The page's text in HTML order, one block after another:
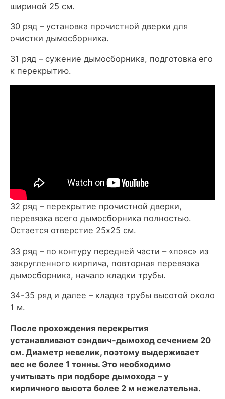
шириной 25 см.
30 ряд – установка прочистной дверки для
очистки дымосборника.
31 ряд – сужение дымосборника, подготовка его
к перекрытию.
32 ряд – перекрытие прочистной дверки,
перевязка всего дымосборника полностью.
Остается отверстие 25х25 см.
33 ряд – по контуру передней части – «пояс» из
закругленного кирпича, повторная перевязка
дымосборника, начало кладки трубы.
34-35 ряд и далее – кладка трубы высотой около
1 м.
После прохождения перекрытия
устанавливают сэндвич-дымоход сечением 20
см. Диаметр невелик, поэтому выдерживает
вес не более 1 тонны. Это необходимо
учитывать при подборе дымохода – у
кирпичного высота более 2 м нежелательна.